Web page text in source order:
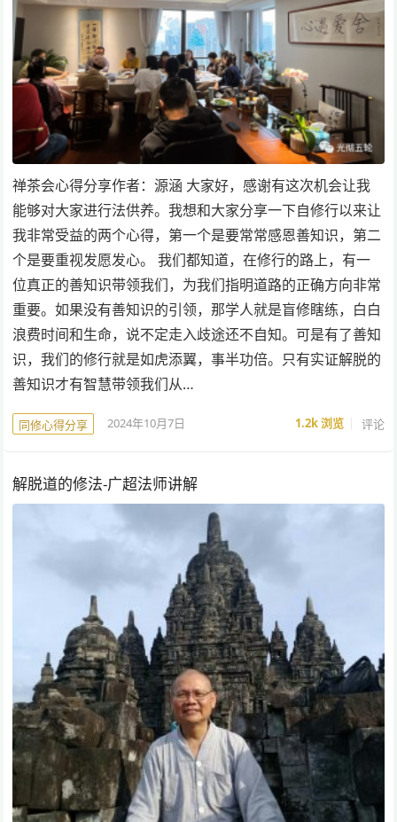
禅茶会心得分享作者：源涵 大家好，感谢有这次机会让我
能够对大家进行法供养。我想和大家分享一下自修行以来让
我非常受益的两个心得，第一个是要常常感恩善知识，第二
个是要重视发愿发心。 我们都知道，在修行的路上，有一
位真正的善知识带领我们，为我们指明道路的正确方向非常
重要。如果没有善知识的引领，那学人就是盲修瞎练，白白
浪费时间和生命，说不定走入歧途还不自知。可是有了善知
识，我们的修行就是如虎添翼，事半功倍。只有实证解脱的
善知识才有智慧带领我们从…
同修心得分享 2024年10月7日 1.2k浏览 评论
解脱道的修法-广超法师讲解